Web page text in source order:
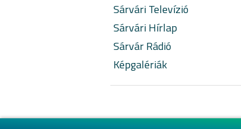
Sárvári Televízió
Sárvári Hírlap
Sárvár Rádió
Képgalériák